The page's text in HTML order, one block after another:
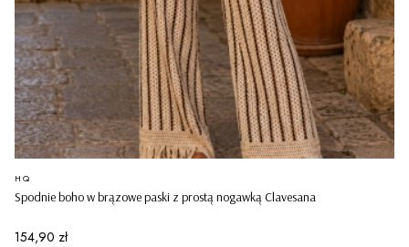
Spodnie boho w brązowe paski z prostą nogawką Clavesana
PRODUCENT
HQ
Cena
154,90 zł